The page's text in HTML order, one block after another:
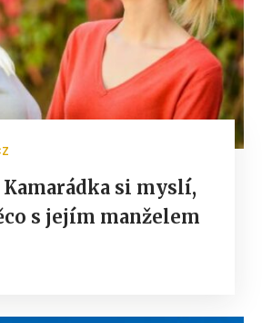
Kamarádka si myslí,
s jejím manželem